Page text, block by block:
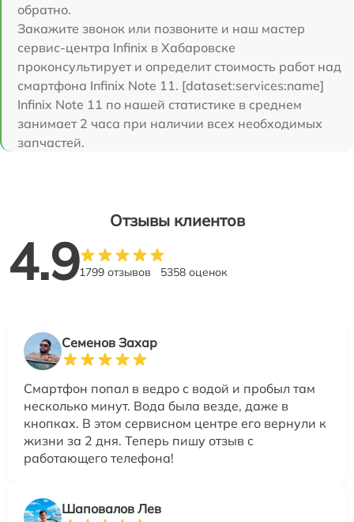
обратно.
Закажите звонок или позвоните и наш мастер
сервис-центра Infinix в Хабаровске
проконсультирует и определит стоимость работ над
смартфона Infinix Note 11. [dataset:services:name]
Infinix Note 11 по нашей статистике в среднем
занимает 2 часа при наличии всех необходимых
запчастей.
Отзывы клиентов
4.91799 отзывов 5358 оценок
Семенов Захар
Смартфон попал в ведро с водой и пробыл там
несколько минут. Вода была везде, даже в
кнопках. В этом сервисном центре его вернули к
жизни за 2 дня. Теперь пишу отзыв с
работающего телефона!
Шаповалов Лев